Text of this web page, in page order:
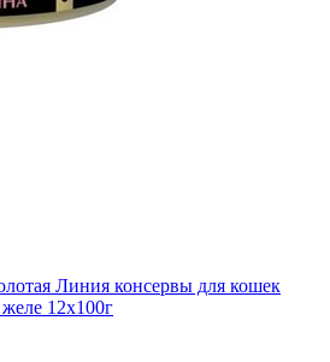
Линия консервы для кошек
12х100г